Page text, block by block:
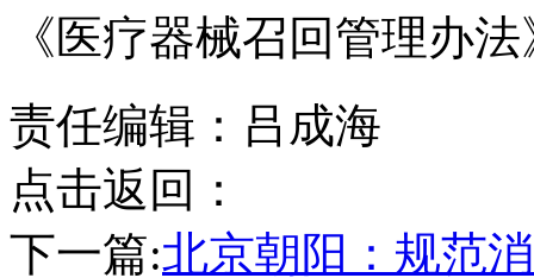
《医疗器械召回管理办
责任编辑：吕成海
点击返回：
下一篇:北京朝阳：规范